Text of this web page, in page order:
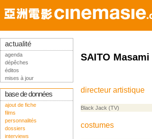
SAITO Masami
directeur artistique
Black Jack (TV)
costumes
actualité
agenda
dépêches
éditos
mises à jour
base de données
ajout de fiche
films
personnalités
dossiers
interviews